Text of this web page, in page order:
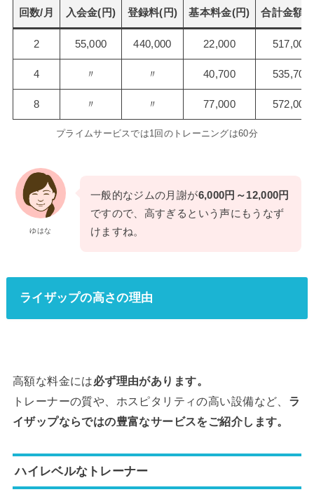
回数/月 入会金(円) 登録料(円) 基本料金(円) 合計金額(
2 55,000 440,000 22,000 517,000
4 〃 〃 40,700 535,700
8 〃 〃 77,000 572,000
プライムサービスでは1回のトレーニングは60分
ゆはな
一般的なジムの月謝が6,000円～12,000円
ですので、高すぎるという声にもうなず
けますね。
ライザップの高さの理由
高額な料金には必ず理由があります。
トレーナーの質や、ホスピタリティの高い設備など、 ラ
イザップならではの豊富なサービスをご紹介します。
ハイレベルなトレーナー